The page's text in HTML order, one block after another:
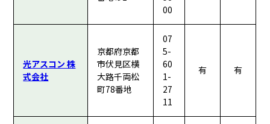
00
光アスコン 株
式会社
京都府京都
市伏見区横
大路千両松
町78番地
07
5-
60
1-
27
11
有 有